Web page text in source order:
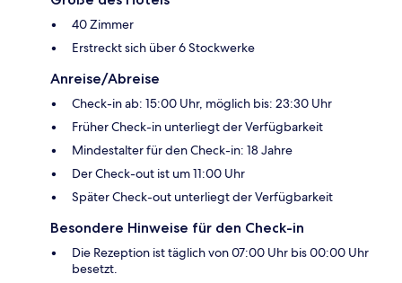
40 Zimmer
Erstreckt sich über 6 Stockwerke
Anreise/Abreise
Check-in ab: 15:00 Uhr, möglich bis: 23:30 Uhr
Früher Check-in unterliegt der Verfügbarkeit
Mindestalter für den Check-in: 18 Jahre
Der Check-out ist um 11:00 Uhr
Später Check-out unterliegt der Verfügbarkeit
Besondere Hinweise für den Check-in
Die Rezeption ist täglich von 07:00 Uhr bis 00:00 Uhr
besetzt.